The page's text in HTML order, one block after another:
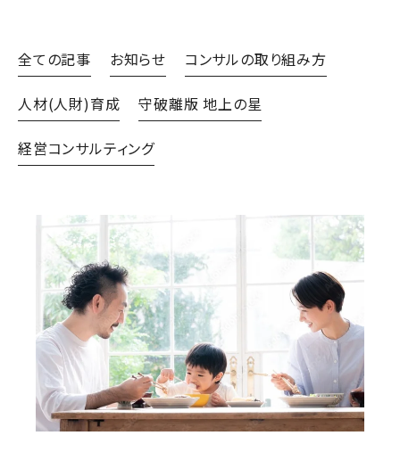
全ての記事 お知らせ コンサルの取り組み方
人材(人財)育成 守破離版 地上の星
経営コンサルティング